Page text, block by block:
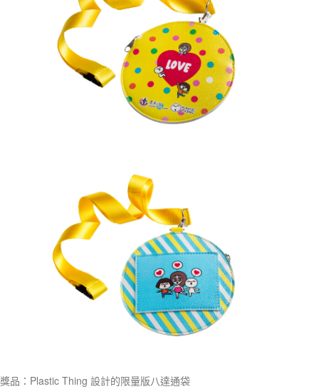
獎品：Plastic Thing 設計的限量版八達通袋